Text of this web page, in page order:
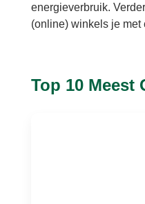
energieverbruik.
(online) winkels je met
Top 10 Meest